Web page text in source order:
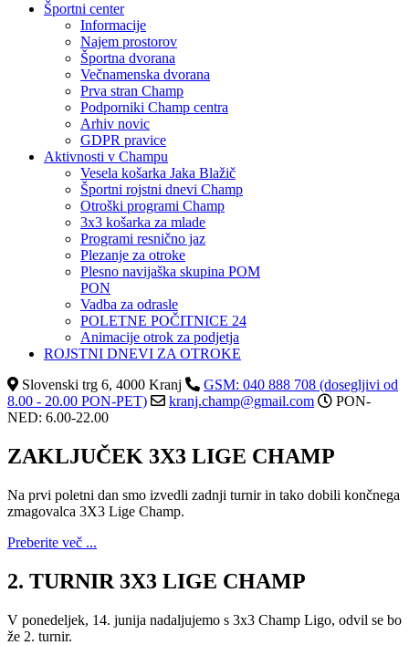
Športni center
Informacije
Najem prostorov
Športna dvorana
Večnamenska dvorana
Prva stran Champ
Podporniki Champ centra
Arhiv novic
GDPR pravice
Aktivnosti v Champu
Vesela košarka Jaka Blažič
Športni rojstni dnevi Champ
Otroški programi Champ
3x3 košarka za mlade
Programi resnično jaz
Plezanje za otroke
Plesno navijaška skupina POM
PON
Vadba za odrasle
POLETNE POČITNICE 24
Animacije otrok za podjetja
ROJSTNI DNEVI ZA OTROKE
Slovenski trg 6, 4000 Kranj
GSM: 040 888 708 (dosegljivi od
8.00 - 20.00 PON-PET)
kranj.champ@gmail.com
PON-
NED: 6.00-22.00
ZAKLJUČEK 3X3 LIGE CHAMP
Na prvi poletni dan smo izvedli zadnji turnir in tako dobili končnega
zmagovalca 3X3 Lige Champ.
Preberite več ...
2. TURNIR 3X3 LIGE CHAMP
V ponedeljek, 14. junija nadaljujemo s 3x3 Champ Ligo, odvil se bo
že 2. turnir.